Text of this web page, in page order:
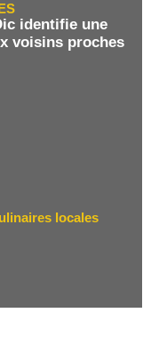
identifie une
voisins proches
locales